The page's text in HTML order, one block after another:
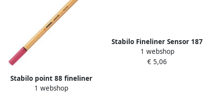
Stabilo point 88 fineliner
strawberry red
1 webshop
Stabilo Fineliner Sensor 187
40 medium rood
1 webshop
€ 5,06